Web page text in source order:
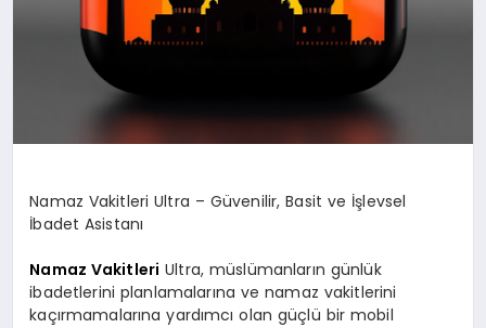
Namaz Vakitleri Ultra – Güvenilir, Basit ve İşlevsel
İbadet Asistanı
Namaz Vakitleri Ultra, müslümanların günlük
ibadetlerini planlamalarına ve namaz vakitlerini
kaçırmamalarına yardımcı olan güçlü bir mobil